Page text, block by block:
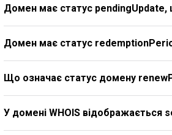
Домен має статус pendingUpdate,
Домен має статус
Що означає статус домену
У домені WHOIS